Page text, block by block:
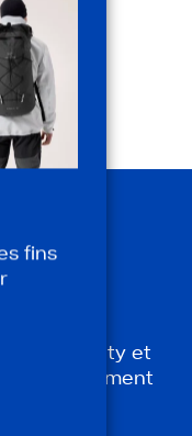
ans)
11 ans)
arty et
directement
fins